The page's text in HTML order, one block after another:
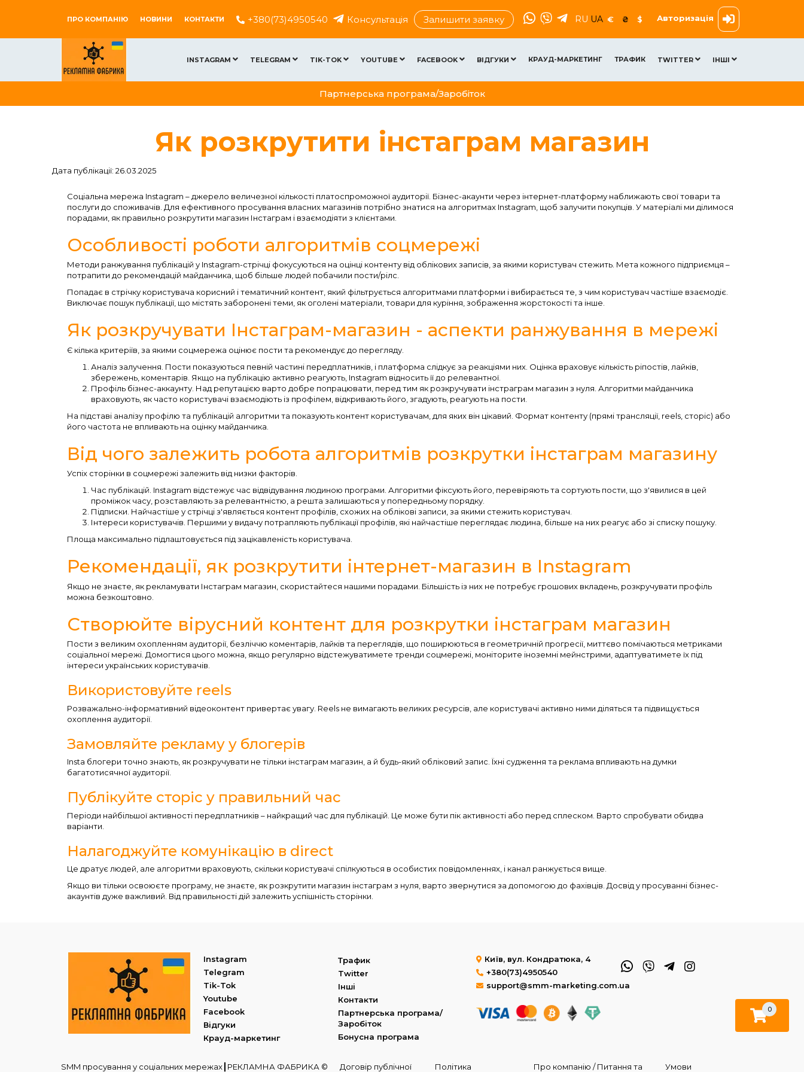
ПРО КОМПАНІЮ НОВИНИ КОНТАКТИ +380(73)4950540 Консультація Залишити заявку RU UA € ₴ $ Авторизація
INSTAGRAM TELEGRAM TIK-TOK YOUTUBE FACEBOOK ВІДГУКИ КРАУД-МАРКЕТИНГ ТРАФИК TWITTER ІНШІ
Партнерська програма/Заробіток
0
Як розкрутити інстаграм магазин
Дата публікації: 26.03.2025
Соціальна мережа Instagram – джерело величезної кількості платоспроможної аудиторії. Бізнес-акаунти через інтернет-платформу наближають свої товари та
послуги до споживачів. Для ефективного просування власних магазинів потрібно знатися на алгоритмах Instagram, щоб залучити покупців. У матеріалі ми ділимося
порадами, як правильно розкрутити магазин Інстаграм і взаємодіяти з клієнтами.
Особливості роботи алгоритмів соцмережі
Методи ранжування публікацій у Instagram-стрічці фокусуються на оцінці контенту від облікових записів, за якими користувач стежить. Мета кожного підприємця –
потрапити до рекомендацій майданчика, щоб більше людей побачили пости/рілс.
Попадає в стрічку користувача корисний і тематичний контент, який фільтрується алгоритмами платформи і вибирається те, з чим користувач частіше взаємодіє.
Виключає пошук публікації, що містять заборонені теми, як оголені матеріали, товари для куріння, зображення жорстокості та інше.
Як розкручувати Інстаграм-магазин - аспекти ранжування в мережі
Є кілька критеріїв, за якими соцмережа оцінює пости та рекомендує до перегляду.
Аналіз залучення. Пости показуються певній частині передплатників, і платформа слідкує за реакціями них. Оцінка враховує кількість ріпостів, лайків,
збережень, коментарів. Якщо на публікацію активно реагують, Instagram відносить її до релевантної.
Профіль бізнес-аккаунту. Над репутацією варто добре попрацювати, перед тим як розкручувати інстраграм магазин з нуля. Алгоритми майданчика
враховують, як часто користувачі взаємодіють із профілем, відкривають його, згадують, реагують на пости.
На підставі аналізу профілю та публікацій алгоритми та показують контент користувачам, для яких він цікавий. Формат контенту (прямі трансляції, reels, сторіс) або
його частота не впливають на оцінку майданчика.
Від чого залежить робота алгоритмів розкрутки інстаграм магазину
Успіх сторінки в соцмережі залежить від низки факторів.
Час публікацій. Instagram відстежує час відвідування людиною програми. Алгоритми фіксують його, перевіряють та сортують пости, що з'явилися в цей
проміжок часу, розставляють за релевантністю, а решта залишаються у попередньому порядку.
Підписки. Найчастіше у стрічці з'являється контент профілів, схожих на облікові записи, за якими стежить користувач.
Інтереси користувачів. Першими у видачу потрапляють публікації профілів, які найчастіше переглядає людина, більше на них реагує або зі списку пошуку.
Площа максимально підлаштовується під зацікавленість користувача.
Рекомендації, як розкрутити інтернет-магазин в Instagram
Якщо не знаєте, як рекламувати Інстаграм магазин, скористайтеся нашими порадами. Більшість із них не потребує грошових вкладень, розкручувати профіль
можна безкоштовно.
Створюйте вірусний контент для розкрутки інстаграм магазин
Пости з великим охопленням аудиторії, безліччю коментарів, лайків та переглядів, що поширюються в геометричній прогресії, миттєво помічаються метриками
соціальної мережі. Домогтися цього можна, якщо регулярно відстежуватимете тренди соцмережі, моніторите іноземні мейнстрими, адаптуватимете їх під
інтереси українських користувачів.
Використовуйте reels
Розважально-інформативний відеоконтент привертає увагу. Reels не вимагають великих ресурсів, але користувачі активно ними діляться та підвищується
охоплення аудиторії.
Замовляйте рекламу у блогерів
Insta блогери точно знають, як розкручувати не тільки інстаграм магазин, а й будь-який обліковий запис. Їхні судження та реклама впливають на думки
багатотисячної аудиторії.
Публікуйте сторіс у правильний час
Періоди найбільшої активності передплатників – найкращий час для публікацій. Це може бути пік активності або перед сплеском. Варто спробувати обидва
варіанти.
Налагоджуйте комунікацію в direct
Це дратує людей, але алгоритми враховують, скільки користувачі спілкуються в особистих повідомленнях, і канал ранжується вище.
Якщо ви тільки освоюєте програму, не знаєте, як розкрутити магазин інстаграм з нуля, варто звернутися за допомогою до фахівців. Досвід у просуванні бізнес-
акаунтів дуже важливий. Від правильності дій залежить успішність сторінки.
Instagram
Telegram
Tik-Tok
Youtube
Facebook
Відгуки
Крауд-маркетинг
Трафик
Twitter
Інші
Контакти
Партнерська програма/
Заробіток
Бонусна програма
Київ, вул. Кондратюка, 4
+380(73)4950540
support@smm-marketing.com.ua
SMM просування у соціальних мережах┃РЕКЛАМНА ФАБРИКА © Договір публічної Політика Про компанію / Питання та Умови